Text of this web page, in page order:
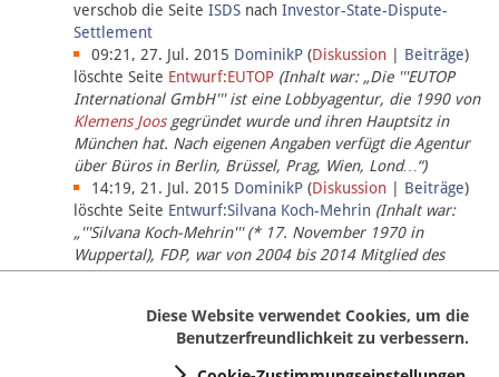
Impressum
verschob die Seite ISDS nach Investor-State-Dispute-
Settlement
09:21, 27. Jul. 2015 DominikP (Diskussion Beiträge)
löschte Seite Entwurf:EUTOP (Inhalt war: „Die '''EUTOP
International GmbH''' ist eine Lobbyagentur, die 1990 von
Klemens Joosgegründet wurde und ihren Hauptsitz in
München hat. Nach eigenen Angaben verfügt die Agentur
über Büros in Berlin, Brüssel, Prag, Wien, Lond…“)
14:19, 21. Jul. 2015 DominikP (Diskussion Beiträge)
löschte Seite Entwurf:Silvana Koch-Mehrin (Inhalt war:
„'''Silvana Koch-Mehrin''' (* 17. November 1970 in
Wuppertal), FDP, war von 2004 bis 2014 Mitglied des
Europäischen Parlaments, seit November 2014 ist sie für
Diese Website verwendet Cookies, um die
Benutzerfreundlichkeit zu verbessern.